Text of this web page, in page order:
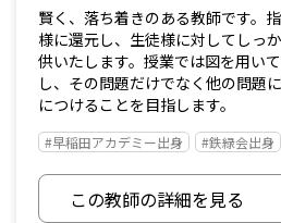
賢く、落ち着きのある教師です。
様に還元し、生徒様に対してしっ
供いたします。授業では図を用い
し、その問題だけでなく他の問題
につけることを目指します。
#早稲田アカデミー出身 #鉄緑会出身
この教師の詳細を見る